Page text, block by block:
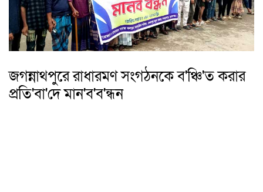
জগন্নাথপুরে রাধারমণ সংগঠনকে ব'ঞ্চি'ত করার
প্রতি'বা'দে মান'ব'ব'ন্ধন